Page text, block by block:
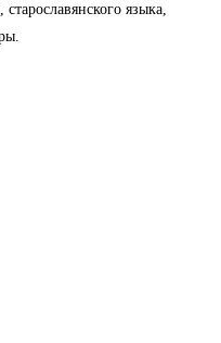
языка,